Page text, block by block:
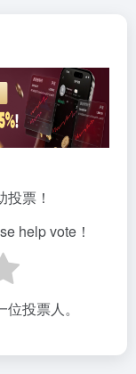
票！
help vote！
投票人。